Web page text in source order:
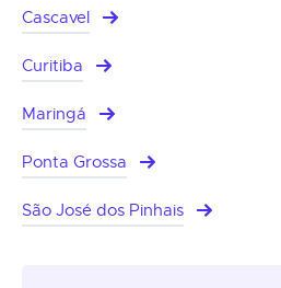
Cascavel
Curitiba
Maringá
Ponta Grossa
São José dos Pinhais